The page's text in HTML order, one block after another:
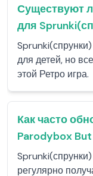
Существуют
для
для детей, но
этой Ретро игра.
Как часто
Parodybox
регулярно